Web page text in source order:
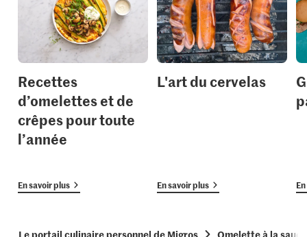
Recettes
d’omelettes et de
crêpes pour toute
l’année
En savoir plus
L'art du cervelas
En savoir plus
Le portail culinaire personnel de Migros Omelette à la